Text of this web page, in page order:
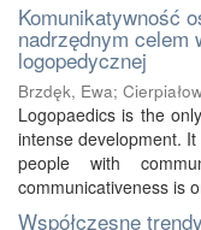
Komunikatywność
nadrzędnym celem
logopedycznej
Brzdęk, Ewa;
Logopaedics is the
intense development.
people with
communicativeness is
Współczesne